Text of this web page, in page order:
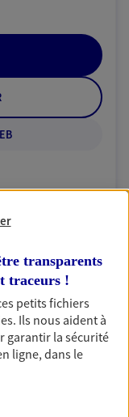
AXA
transparents
traceurs !
petits fichiers
. Ils nous aident à
garantir la sécurité
ligne, dans le